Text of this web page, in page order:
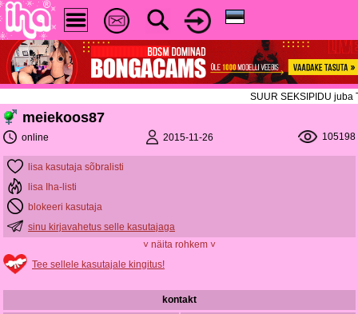
SUUR SEKSIPIDU juba
meiekoos87
online 2015-11-26 105198
lisa kasutaja sõbralisti
lisa Iha-listi
blokeeri kasutaja
sinu kirjavahetus selle kasutajaga
˅ näita rohkem ˅
Tee sellele kasutajale kingitus!
kontakt